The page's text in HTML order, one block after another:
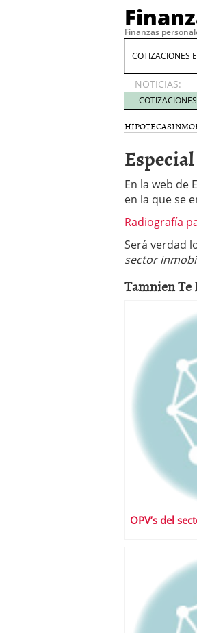
Finanzas
COTIZACIONES
NOTICIAS:
HIPOTECAS
En la web de
en la que se
Radiografía
Será verdad
sector
Tamnien Te
OPV’s del